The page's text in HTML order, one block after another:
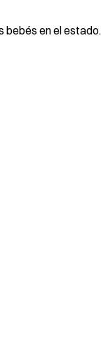
bebés en el estado.